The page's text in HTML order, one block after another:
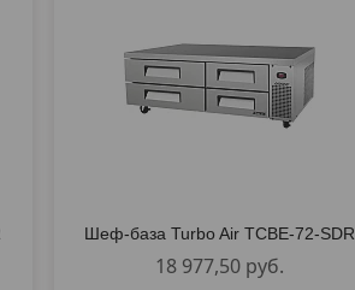
Шеф-база Turbo Air TCBE-72-SDR
18 977,50 руб.